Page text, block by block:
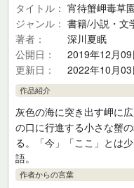
タイトル
宵待蟹岬毒草
ジャンル
書籍/小説・文
著者
深川夏眠
公開日
2019年12月09
更新日
2022年10月03
作品紹介
灰色の海に突き出す岬に
の口に行進する小さな蟹
る。「今」「ここ」とは
語。
作者からの言葉